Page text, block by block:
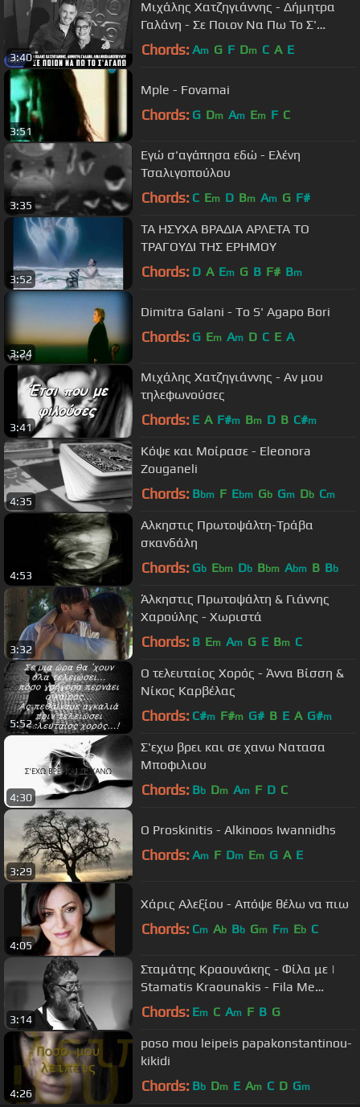
3:40
Μιχάλης Χατζηγιάννης - Δήμητρα
Γαλάνη - Σε Ποιον Να Πω Το Σ'
Αγαπώ - Official Video Clip
Chords: Am G F Dm C A E
3:51
Mple - Fovamai
Chords: G Dm Am Em F C
3:35
Εγώ σ'αγάπησα εδώ - Ελένη
Τσαλιγοπούλου
Chords: C Em D Bm Am G F#
3:52
ΤΑ ΗΣΥΧΑ ΒΡΑΔΙΑ ΑΡΛΕΤΑ ΤΟ
ΤΡΑΓΟΥΔΙ ΤΗΣ ΕΡΗΜΟΥ
Chords: D A Em G B F# Bm
3:24
Dimitra Galani - To S' Agapo Bori
Chords: G Em Am D C E A
3:41
Μιχάλης Χατζηγιάννης - Αν μου
τηλεφωνούσες
Chords: E A F#m Bm D B C#m
4:35
Κόψε και Μοίρασε - Eleonora
Zouganeli
Chords: Bbm F Ebm Gb Gm Db Cm
4:53
Αλκηστις Πρωτοψάλτη-Τράβα
σκανδάλη
Chords: Gb Ebm Db Bbm Abm B Bb
3:32
Άλκηστις Πρωτοψάλτη & Γιάννης
Χαρούλης - Χωριστά
Chords: B Em Am G E Bm C
5:52
Ο τελευταίος Χορός - Άννα Βίσση &
Νίκος Καρβέλας
Chords: C#m F#m G# B E A G#m
4:30
Σ'εχω βρει και σε χανω Νατασα
Μποφιλιου
Chords: Bb Dm Am F D C
3:29
O Proskinitis - Alkinoos Iwannidhs
Chords: Am F Dm Em G A E
4:05
Χάρις Αλεξίου - Απόψε θέλω να πιω
Chords: Cm Ab Bb Gm Fm Eb C
3:14
Σταμάτης Κραουνάκης - Φίλα με |
Stamatis Kraounakis - Fila Me
(Official Video)
Chords: Em C Am F B G
4:26
poso mou leipeis papakonstantinou-
kikidi
Chords: Bb Dm E Am C D Gm